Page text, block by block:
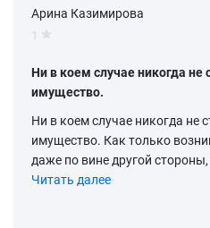
Арина Казимирова
1
Ни в коем случае никогда не
имущество.
Ни в коем случае никогда не
имущество. Как только
даже по вине другой
Читать далее